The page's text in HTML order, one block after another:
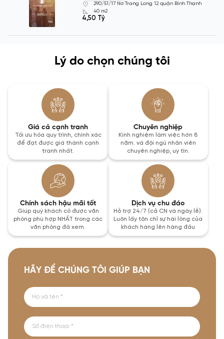
290/51/17 Nơ Trang Long 12 quận Bình Thạnh
40 m2
4,50 Tỷ
Lý do chọn chúng tôi
Giá cả cạnh tranh
Tối ưu hóa quy trình, chính xác
để đạt được giá thành cạnh
tranh nhất.
Chuyên nghiệp
Kinh nghiệm làm việc hơn 8
năm. và đội ngũ nhân viên
chuyên nghiệp, uy tín.
Chính sách hậu mãi tốt
Giúp quý khách có được văn
phòng phù hợp NHẤT trong các
văn phòng đã xem.
Dịch vụ chu đáo
Hỗ trợ 24/7 (cả CN và ngày lễ).
Luôn lấy tôn chỉ sự hài lòng của
khách hàng lên hàng đầu
HÃY ĐỂ CHÚNG TÔI GIÚP BẠN